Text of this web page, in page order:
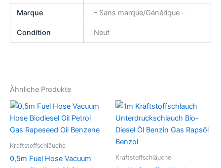
Marque – Sans marque/Générique –
Condition Neuf
Ähnliche Produkte
Kraftstoffschläuche
0,5m Fuel Hose Vacuum
Kraftstoffschläuche